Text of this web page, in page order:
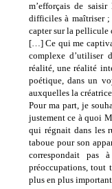
m’efforçais de
difficiles à maîtriser ;
capter sur la pellicule
[…] Ce qui me
complexe d’utiliser
réalité, une réalité
poétique, dans un
auxquelles la
Pour ma part, je
justement ce à quoi
qui régnait dans les
taboue pour son
correspondait pas
préoccupations, tout
plus en plus